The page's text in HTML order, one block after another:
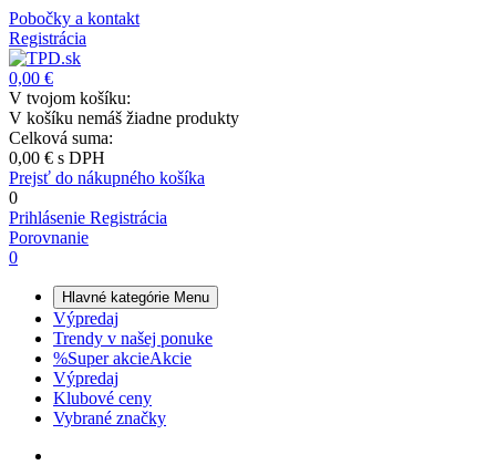
Pobočky a kontakt
Registrácia
0,00 €
V tvojom košíku:
V košíku nemáš žiadne produkty
Celková suma:
0,00 € s DPH
Prejsť do nákupného košíka
0
Prihlásenie Registrácia
Porovnanie
0
Hlavné kategórie Menu
Výpredaj
Trendy v našej ponuke
%Super akcieAkcie
Výpredaj
Klubové ceny
Vybrané značky